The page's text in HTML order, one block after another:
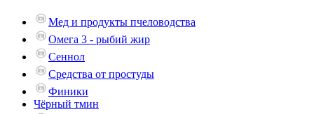
Мед и продукты пчеловодства
Омега 3 - рыбий жир
Сеннол
Средства от простуды
Финики
Чёрный тмин